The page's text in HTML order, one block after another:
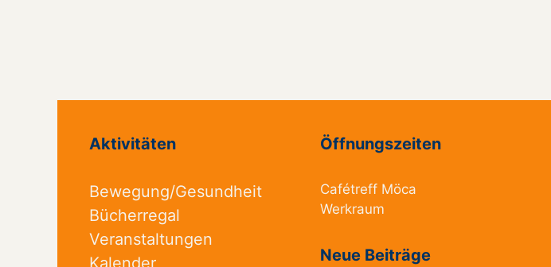
Aktivitäten
Bewegung/Gesundheit
Bücherregal
Veranstaltungen
Kalender
Öffnungszeiten
Cafétreff Möca
Werkraum
Neue Beiträge